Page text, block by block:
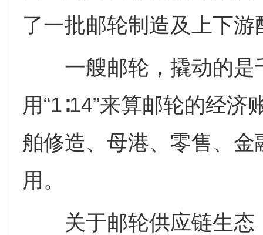
了一批邮轮制造及上下游
一艘邮轮，撬动的是
用“1∶14”来算邮轮的经
舶修造、母港、零售、
用。
关于邮轮供应链生态